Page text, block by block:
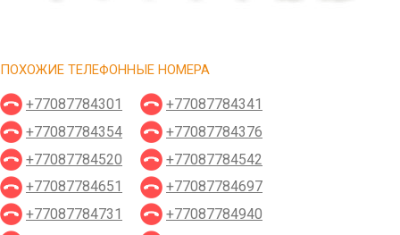
ПОХОЖИЕ ТЕЛЕФОННЫЕ НОМЕРА
+77087784301
+77087784341
+77087784354
+77087784376
+77087784520
+77087784542
+77087784651
+77087784697
+77087784731
+77087784940